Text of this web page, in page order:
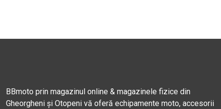
BBmoto prin magazinul online & magazinele fizice din
Gheorgheni și Otopeni vă oferă echipamente moto, accesorii